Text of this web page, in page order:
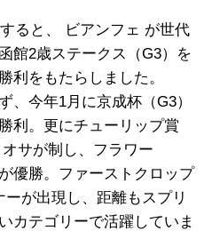
ると、 ビアンフェ が世代
館2歳ステークス（G3）を
利をもたらしました。
、今年1月に京成杯（G3）
利。更にチューリップ賞
オサが制し、フラワー
優勝。ファーストクロップ
が出現し、距離もスプリ
カテゴリーで活躍していま